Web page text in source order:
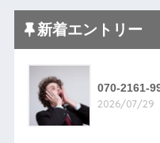
新着エントリー
070-2161-
2026/07/29